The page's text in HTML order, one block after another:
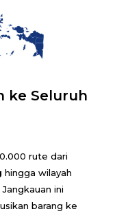
ke Seluruh
rute dari
hingga wilayah
ini
barang ke